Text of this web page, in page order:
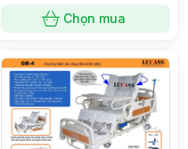
Chọn mua